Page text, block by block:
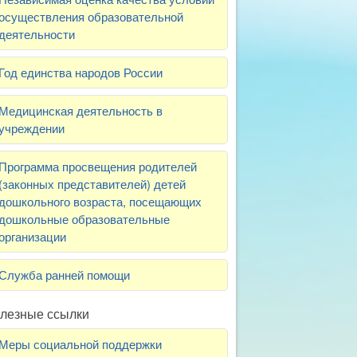
образовательной
единства народов России
деятельность в
просвещения родителей
представителей) детей
возраста, посещающих
образовательные
ранней помощи
ссылки
социальной поддержки